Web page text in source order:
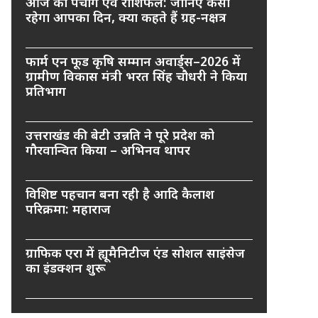
आज का पंचांग एवं राशिफल: जानिए कैसा
रहेगा आपका दिन, क्या कहते हैं ग्रह-नक्षत्र
फार्म एन फूड कृषि सम्मान अवार्ड्स–2026 में
ग्रामीण विकास मंत्री भरत सिंह चौधरी ने किया
प्रतिभाग
उत्तराखंड की बेटी उन्नति ने पूरे प्रदेश को
गौरवान्वित किया – अभिनव थापर
विशिष्ट पहचान बना रही है आदि कैलाश
परिक्रमा: महाराज
ग्राफिक एरा में ह्यूमैनिटीज एंड सोशल साइंसेज
का इंडक्शन शुरू